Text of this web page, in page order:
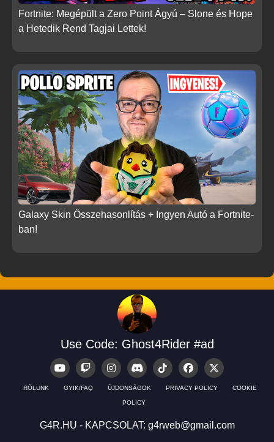
Fortnite: Megépült a Zero Point Ágyú – Slone és Hope
a Hetedik Rend Tagjai Lettek!
Galaxy Skin Összehasonlítás + Ingyen Autó a Fortnite-
ban!
Use Code: Ghost4Rider #ad
RÓLUNK GYIK/FAQ ÚJDONSÁGOK PRIVACY POLICY COOKIE
POLICY
G4R.HU - KAPCSOLAT: g4rweb@gmail.com